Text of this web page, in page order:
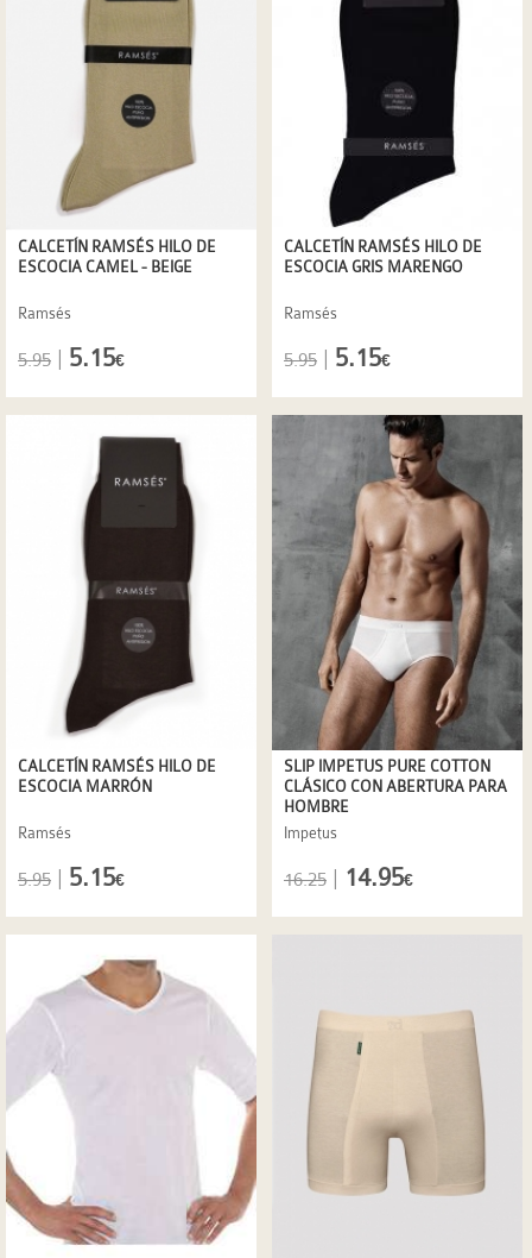
CALCETÍN RAMSÉS HILO DE
ESCOCIA CAMEL - BEIGE
Ramsés
5.95 5.15€
CALCETÍN RAMSÉS HILO DE
ESCOCIA GRIS MARENGO
Ramsés
5.95 5.15€
CALCETÍN RAMSÉS HILO DE
ESCOCIA MARRÓN
Ramsés
5.95 5.15€
SLIP IMPETUS PURE COTTON
CLÁSICO CON ABERTURA PARA
HOMBRE
Impetus
16.25 14.95€